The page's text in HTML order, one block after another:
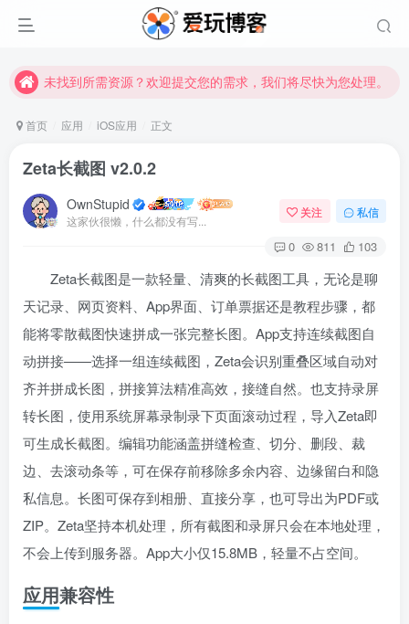
未找到所需资源？欢迎提交您的需求，我们将尽快为您处理。
未找到所需资源？欢迎提交您的需求，我们将尽快为您处理。
首页 应用 iOS应用 正文
Zeta长截图 v2.0.2
OwnStupid
这家伙很懒，什么都没有写...
关注 私信
0 811 103
Zeta长截图是一款轻量、清爽的长截图工具，无论是聊
天记录、网页资料、App界面、订单票据还是教程步骤，都
能将零散截图快速拼成一张完整长图。App支持连续截图自
动拼接——选择一组连续截图，Zeta会识别重叠区域自动对
齐并拼成长图，拼接算法精准高效，接缝自然。也支持录屏
转长图，使用系统屏幕录制录下页面滚动过程，导入Zeta即
可生成长截图。编辑功能涵盖拼缝检查、切分、删段、裁
边、去滚动条等，可在保存前移除多余内容、边缘留白和隐
私信息。长图可保存到相册、直接分享，也可导出为PDF或
ZIP。Zeta坚持本机处理，所有截图和录屏只会在本地处理，
不会上传到服务器。App大小仅15.8MB，轻量不占空间。
应用兼容性
扫码登录
使用其它方式登录 或注册
扫码登录即表示同意